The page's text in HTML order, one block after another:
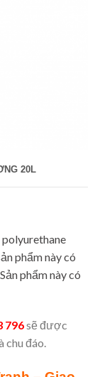
20L
phẩm này có
phẩm này có
796sẽ được
chu đáo.